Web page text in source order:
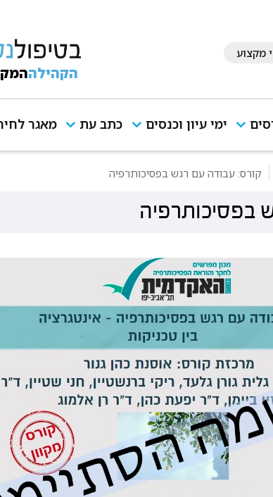
מקצוע
הקהילה
ימי עיון וכנסים כתב עת מאגר
קורס: עבודה עם רגש בפסיכותרפיה
בפסיכותרפיה